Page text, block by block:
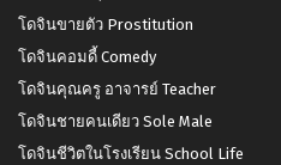
โดจินขายตัว Prostitution
โดจินคอมดี้ Comedy
โดจินคุณครู อาจารย์ Teacher
โดจินชายคนเดียว Sole Male
โดจินชีวิตในโรงเรียน School Life